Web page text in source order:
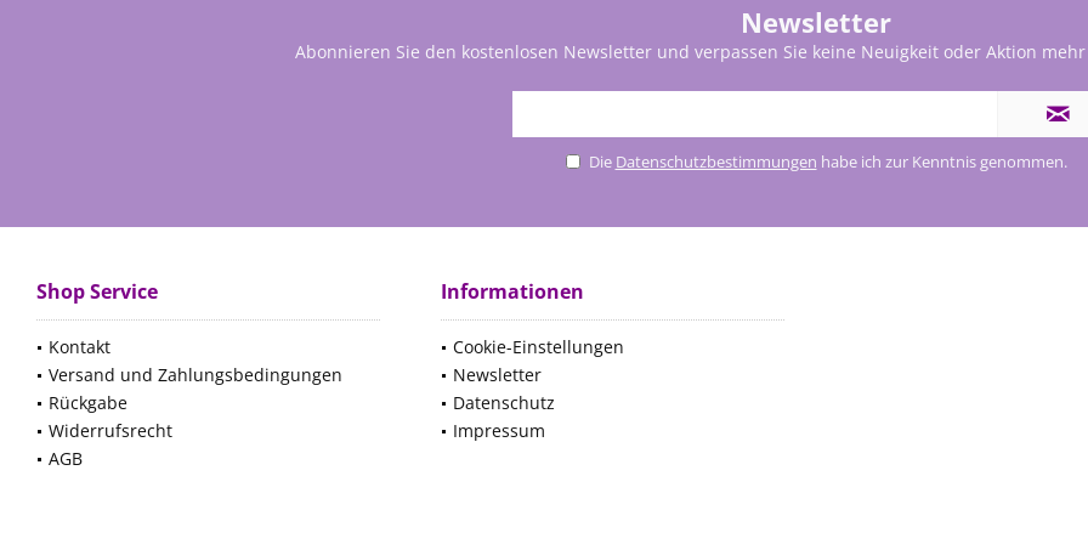
Newsletter
Abonnieren Sie den kostenlosen Newsletter und verpassen Sie keine Neuigkeit oder Aktion
Die Datenschutzbestimmungen habe ich zur Kenntnis genommen.
Shop Service
Kontakt
Versand und Zahlungsbedingungen
Rückgabe
Widerrufsrecht
AGB
Informationen
Cookie-Einstellungen
Newsletter
Datenschutz
Impressum